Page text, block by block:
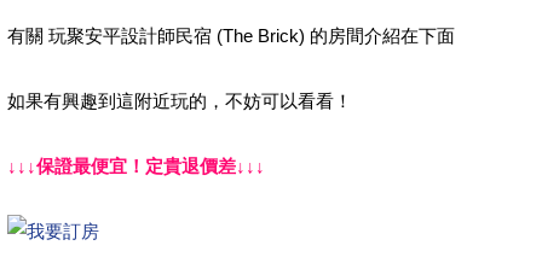
有關 玩聚安平設計師民宿 (The Brick) 的房間介紹在下面
如果有興趣到這附近玩的，不妨可以看看！
↓↓↓保證最便宜！定貴退價差↓↓↓